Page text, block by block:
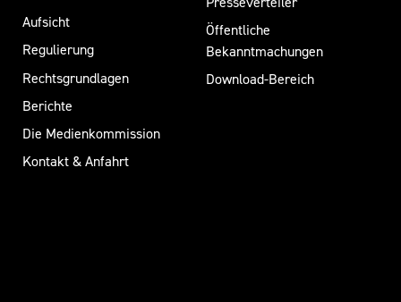
Aufsicht
Regulierung
Rechtsgrundlagen
Berichte
Die Medienkommission
Kontakt & Anfahrt
Öffentliche
Bekanntmachungen
Download-Bereich